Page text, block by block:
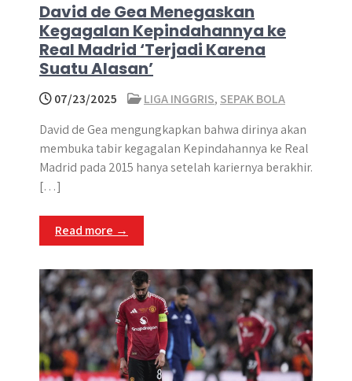
David de Gea Menegaskan
Kegagalan Kepindahannya ke
Real Madrid ‘Terjadi Karena
Suatu Alasan’
07/23/2025 LIGA INGGRIS, SEPAK BOLA
David de Gea mengungkapkan bahwa dirinya akan
membuka tabir kegagalan Kepindahannya ke Real
Madrid pada 2015 hanya setelah kariernya berakhir.
[…]
Read more →